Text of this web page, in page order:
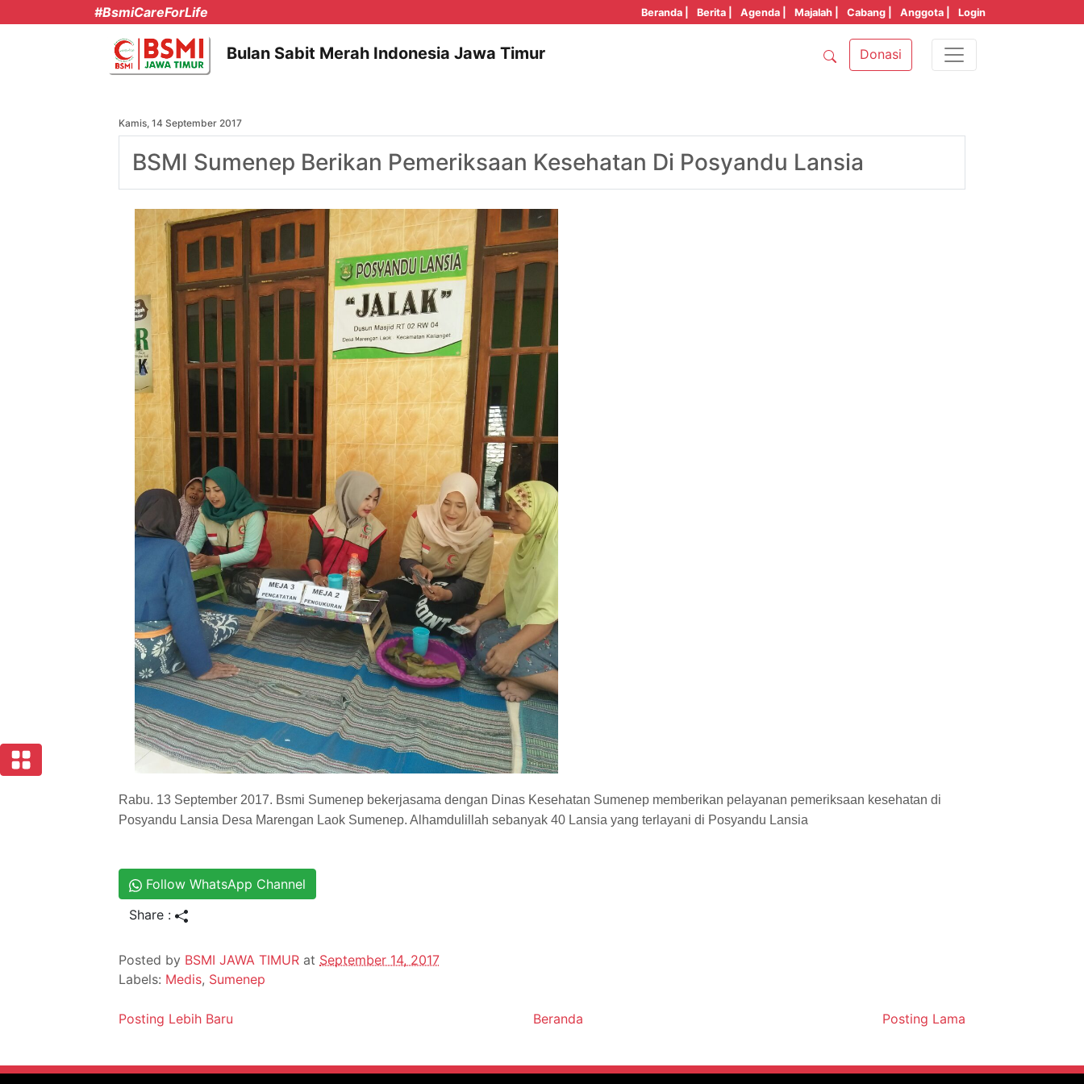
#BsmiCareForLife Beranda | Berita | Agenda | Majalah | Cabang | Anggota | Login
Bulan Sabit Merah Indonesia Jawa Timur Donasi
Kamis, 14 September 2017
BSMI Sumenep Berikan Pemeriksaan Kesehatan Di Posyandu Lansia
Rabu. 13 September 2017. Bsmi Sumenep bekerjasama dengan Dinas Kesehatan Sumenep memberikan pelayanan pemeriksaan kesehatan di
Posyandu Lansia Desa Marengan Laok Sumenep. Alhamdulillah sebanyak 40 Lansia yang terlayani di Posyandu Lansia
Follow WhatsApp Channel
Share :
Posted by BSMI JAWA TIMUR at September 14, 2017
Labels: Medis, Sumenep
Posting Lebih Baru Posting Lama
Beranda